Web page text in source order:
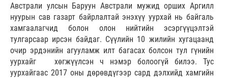
Австрали улсын Баруун Австрали мужид орших Аргилл
нуурын сав газарт байрлалтай энэхүү уурхай нь байгаль
хамгаалагчид болон олон нийтийн эсэргүүцэлтэй
тулгарсаар ирсэн байдаг. Сүүлийн 10 жилийн хугацаанд
очир эрдэнийн агууламж илт багасах болсон тул гүнийн
уурхайг хөгжүүлсэн ч нэмэр болоогүй билээ. Тус
уурхайгаас 2017 оны дөрөвдүгээр сард дэлхийд хамгийн